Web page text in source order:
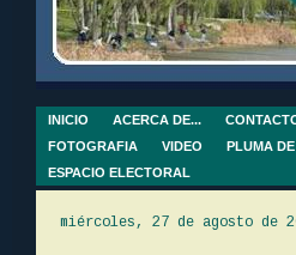
INICIO ACERCA DE...
FOTOGRAFIA
VIDEO
PLUMA
ESPACIO ELECTORAL
miércoles, 27 de agosto de